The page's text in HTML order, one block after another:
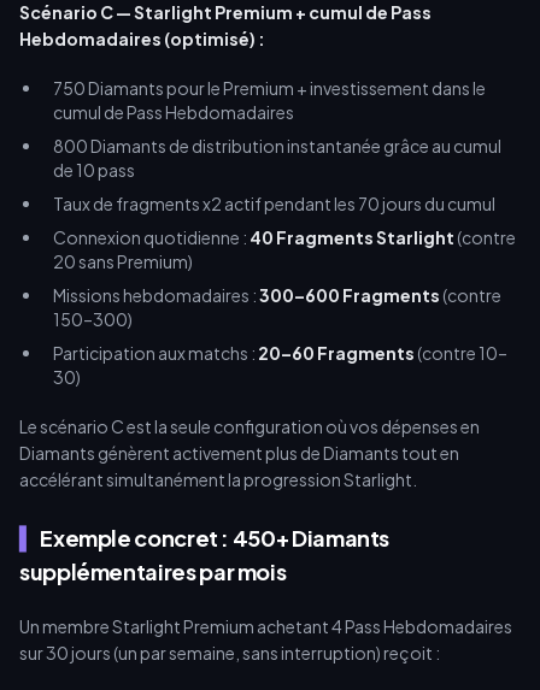
Scénario C — Starlight Premium + cumul de Pass
Hebdomadaires (optimisé) :
750 Diamants pour le Premium + investissement dans le
cumul de Pass Hebdomadaires
800 Diamants de distribution instantanée grâce au cumul
de 10 pass
Taux de fragments x2 actif pendant les 70 jours du cumul
Connexion quotidienne : 40 Fragments Starlight (contre
20 sans Premium)
Missions hebdomadaires :300–600 Fragments (contre
150–300)
Participation aux matchs : 20–60 Fragments (contre 10–
30)
Le scénario C est la seule configuration où vos dépenses en
Diamants génèrent activement plus de Diamants tout en
accélérant simultanément la progression Starlight.
Exemple concret : 450+ Diamants
supplémentaires par mois
Un membre Starlight Premium achetant 4 Pass Hebdomadaires
sur 30 jours (un par semaine, sans interruption) reçoit :